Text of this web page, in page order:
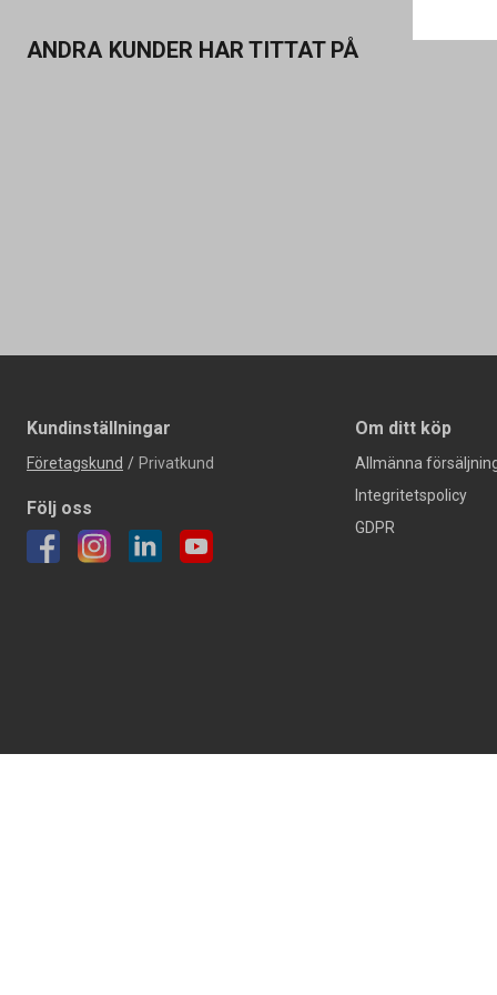
ANDRA KUNDER HAR TITTAT PÅ
Kundinställningar
Företagskund / Privatkund
Följ oss
Om ditt köp
Allmänna
Integritetspolicy
GDPR